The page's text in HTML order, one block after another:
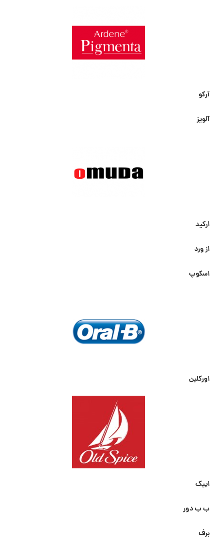
آرکو
آلویز
ارکید
از ورد
اسکوپ
اورکلین
ایپک
ب ب دور
برف